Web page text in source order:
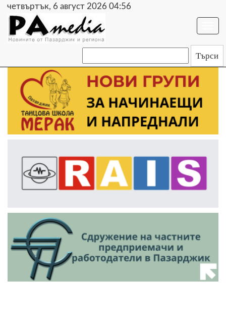
четвъртък, 6 август 2026 04:56